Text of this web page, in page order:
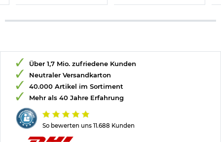
So bewerten uns 11.688 Kunden
Über 1,7 Mio. zufriedene Kunden
Neutraler Versandkarton
40.000 Artikel im Sortiment
Mehr als 40 Jahre Erfahrung